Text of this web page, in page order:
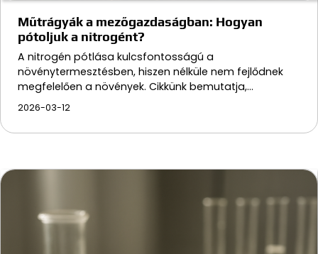
Műtrágyák a mezőgazdaságban: Hogyan
pótoljuk a nitrogént?
A nitrogén pótlása kulcsfontosságú a
növénytermesztésben, hiszen nélküle nem fejlődnek
megfelelően a növények. Cikkünk bemutatja,…
2026-03-12